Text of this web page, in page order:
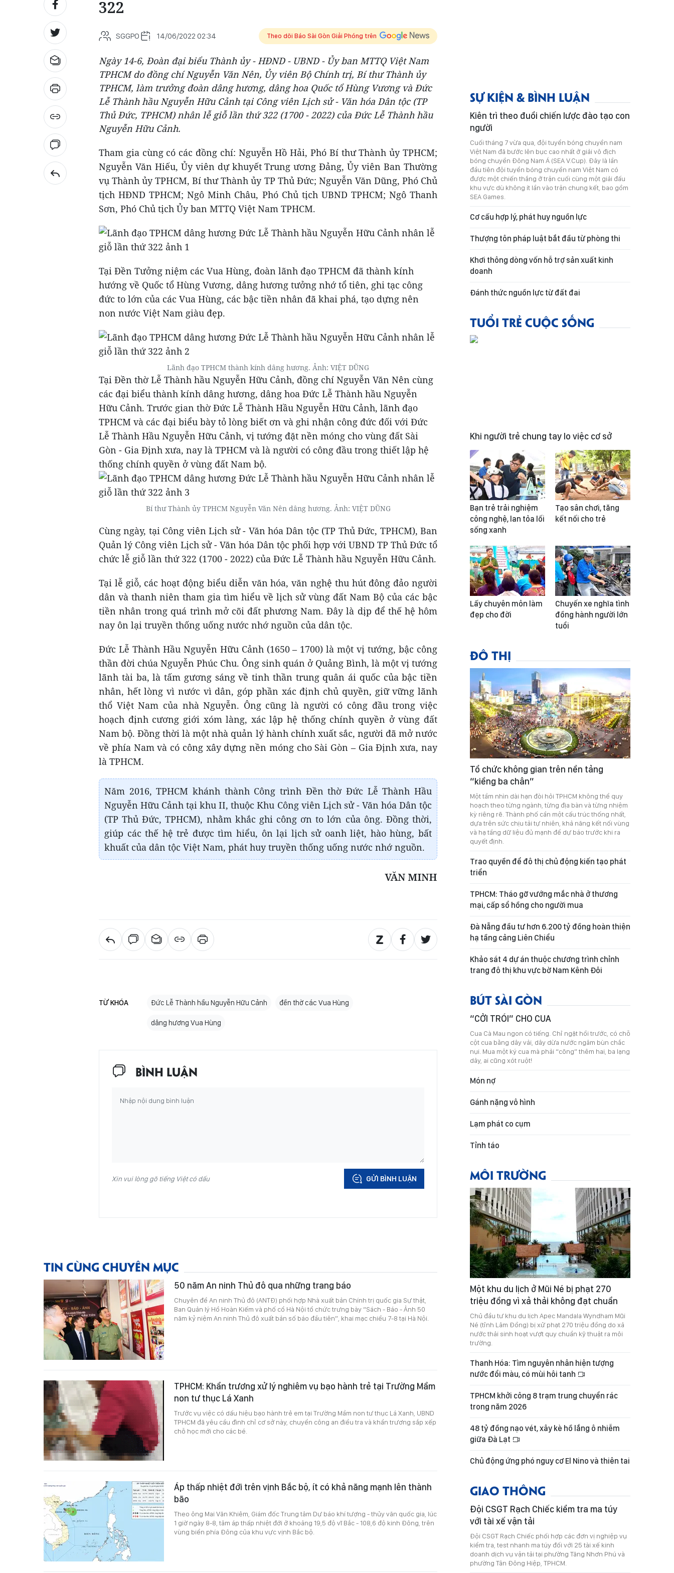
322
SGGPO 14/06/2022 02:34 Theo dõi Báo Sài Gòn Giải Phóng trên
Ngày 14-6, Đoàn đại biểu Thành ủy - HĐND - UBND - Ủy ban MTTQ Việt Nam
TPHCM do đồng chí Nguyễn Văn Nên, Ủy viên Bộ Chính trị, Bí thư Thành ủy
TPHCM, làm trưởng đoàn dâng hương, dâng hoa Quốc tổ Hùng Vương và Đức
Lễ Thành hầu Nguyễn Hữu Cảnh tại Công viên Lịch sử - Văn hóa Dân tộc (TP
Thủ Đức, TPHCM) nhân lễ giỗ lần thứ 322 (1700 - 2022) của Đức Lễ Thành hầu
Nguyễn Hữu Cảnh.
Tham gia cùng có các đồng chí: Nguyễn Hồ Hải, Phó Bí thư Thành ủy TPHCM;
Nguyễn Văn Hiếu, Ủy viên dự khuyết Trung ương Đảng, Ủy viên Ban Thường
vụ Thành ủy TPHCM, Bí thư Thành ủy TP Thủ Đức; Nguyễn Văn Dũng, Phó Chủ
tịch HĐND TPHCM; Ngô Minh Châu, Phó Chủ tịch UBND TPHCM; Ngô Thanh
Sơn, Phó Chủ tịch Ủy ban MTTQ Việt Nam TPHCM.
Tại Đền Tưởng niệm các Vua Hùng, đoàn lãnh đạo TPHCM đã thành kính
hướng về Quốc tổ Hùng Vương, dâng hương tưởng nhớ tổ tiên, ghi tạc công
đức to lớn của các Vua Hùng, các bậc tiền nhân đã khai phá, tạo dựng nên
non nước Việt Nam giàu đẹp.
Lãnh đạo TPHCM thành kính dâng hương. Ảnh: VIỆT DŨNG
Tại Đền thờ Lễ Thành hầu Nguyễn Hữu Cảnh, đồng chí Nguyễn Văn Nên cùng
các đại biểu thành kính dâng hương, dâng hoa Đức Lễ Thành hầu Nguyễn
Hữu Cảnh. Trước gian thờ Đức Lễ Thành Hầu Nguyễn Hữu Cảnh, lãnh đạo
TPHCM và các đại biểu bày tỏ lòng biết ơn và ghi nhận công đức đối với Đức
Lễ Thành Hầu Nguyễn Hữu Cảnh, vị tướng đặt nền móng cho vùng đất Sài
Gòn - Gia Định xưa, nay là TPHCM và là người có công đầu trong thiết lập hệ
thống chính quyền ở vùng đất Nam bộ.
Bí thư Thành ủy TPHCM Nguyễn Văn Nên dâng hương. Ảnh: VIỆT DŨNG
Cùng ngày, tại Công viên Lịch sử - Văn hóa Dân tộc (TP Thủ Đức, TPHCM), Ban
Quản lý Công viên Lịch sử - Văn hóa Dân tộc phối hợp với UBND TP Thủ Đức tổ
chức lễ giỗ lần thứ 322 (1700 - 2022) của Đức Lễ Thành hầu Nguyễn Hữu Cảnh.
Tại lễ giỗ, các hoạt động biểu diễn văn hóa, văn nghệ thu hút đông đảo người
dân và thanh niên tham gia tìm hiểu về lịch sử vùng đất Nam Bộ của các bậc
tiền nhân trong quá trình mở cõi đất phương Nam. Đây là dịp để thế hệ hôm
nay ôn lại truyền thống uống nước nhớ nguồn của dân tộc.
Đức Lễ Thành Hầu Nguyễn Hữu Cảnh (1650 – 1700) là một vị tướng, bậc công
thần đời chúa Nguyễn Phúc Chu. Ông sinh quán ở Quảng Bình, là một vị tướng
lãnh tài ba, là tấm gương sáng về tinh thần trung quân ái quốc của bậc tiền
nhân, hết lòng vì nước vì dân, góp phần xác định chủ quyền, giữ vững lãnh
thổ Việt Nam của nhà Nguyễn. Ông cũng là người có công đầu trong việc
hoạch định cương giới xóm làng, xác lập hệ thống chính quyền ở vùng đất
Nam bộ. Đồng thời là một nhà quản lý hành chính xuất sắc, người đã mở nước
về phía Nam và có công xây dựng nền móng cho Sài Gòn – Gia Định xưa, nay
là TPHCM.
Năm 2016, TPHCM khánh thành Công trình Đền thờ Đức Lễ Thành Hầu
Nguyễn Hữu Cảnh tại khu II, thuộc Khu Công viên Lịch sử - Văn hóa Dân tộc
(TP Thủ Đức, TPHCM), nhằm khắc ghi công ơn to lớn của ông. Đồng thời,
giúp các thế hệ trẻ được tìm hiểu, ôn lại lịch sử oanh liệt, hào hùng, bất
khuất của dân tộc Việt Nam, phát huy truyền thống uống nước nhớ nguồn.
VĂN MINH
TỪ KHÓA Đức Lễ Thành hầu Nguyễn Hữu Cảnh đền thờ các Vua Hùng
dâng hương Vua Hùng
BÌNH LUẬN
Xin vui lòng gõ tiếng Việt có dấu GỬI BÌNH LUẬN
TIN CÙNG CHUYÊN MỤC
50 năm An ninh Thủ đô qua những trang báo
Chuyên đề An ninh Thủ đô (ANTĐ) phối hợp Nhà xuất bản Chính trị quốc gia Sự thật,
Ban Quản lý Hồ Hoàn Kiếm và phố cổ Hà Nội tổ chức trưng bày “Sách - Báo - Ảnh 50
năm kỷ niệm An ninh Thủ đô xuất bản số báo đầu tiên”, khai mạc chiều 7-8 tại Hà Nội.
TPHCM: Khẩn trương xử lý nghiêm vụ bạo hành trẻ tại Trường Mầm
non tư thục Lá Xanh
Trước vụ việc có dấu hiệu bạo hành trẻ em tại Trường Mầm non tư thục Lá Xanh, UBND
TPHCM đã yêu cầu đình chỉ cơ sở này, chuyển công an điều tra và khẩn trương sắp xếp
chỗ học mới cho các bé.
Áp thấp nhiệt đới trên vịnh Bắc bộ, ít có khả năng mạnh lên thành
bão
Theo ông Mai Văn Khiêm, Giám đốc Trung tâm Dự báo khí tượng - thủy văn quốc gia, lúc
1 giờ ngày 8-8, tâm áp thấp nhiệt đới ở khoảng 19,5 độ vĩ Bắc - 108,6 độ kinh Đông, trên
vùng biển phía Đông của khu vực vịnh Bắc bộ.
SỰ KIỆN & BÌNH LUẬN
Kiên trì theo đuổi chiến lược đào tạo con
người
Cuối tháng 7 vừa qua, đội tuyển bóng chuyền nam
Việt Nam đã bước lên bục cao nhất ở giải vô địch
bóng chuyền Đông Nam Á (SEA V.Cup). Đây là lần
đầu tiên đội tuyển bóng chuyền nam Việt Nam có
được một chiến thắng ở trận cuối cùng một giải đấu
khu vực dù không ít lần vào trận chung kết, bao gồm
SEA Games.
Cơ cấu hợp lý, phát huy nguồn lực
Thượng tôn pháp luật bắt đầu từ phòng thi
Khơi thông dòng vốn hỗ trợ sản xuất kinh
doanh
Đánh thức nguồn lực từ đất đai
TUỔI TRẺ CUỘC SỐNG
Khi người trẻ chung tay lo việc cơ sở
Bạn trẻ trải nghiệm
công nghệ, lan tỏa lối
sống xanh
Tạo sân chơi, tăng
kết nối cho trẻ
Lấy chuyên môn làm
đẹp cho đời
Chuyến xe nghĩa tình
đồng hành người lớn
tuổi
ĐÔ THỊ
Tổ chức không gian trên nền tảng
“kiềng ba chân”
Một tầm nhìn dài hạn đòi hỏi TPHCM không thể quy
hoạch theo từng ngành, từng địa bàn và từng nhiệm
kỳ riêng rẽ. Thành phố cần một cấu trúc thống nhất,
dựa trên sức chịu tải tự nhiên, khả năng kết nối vùng
và hạ tầng dữ liệu đủ mạnh để dự báo trước khi ra
quyết định.
Trao quyền để đô thị chủ động kiến tạo phát
triển
TPHCM: Tháo gỡ vướng mắc nhà ở thương
mại, cấp sổ hồng cho người mua
Đà Nẵng đầu tư hơn 6.200 tỷ đồng hoàn thiện
hạ tầng cảng Liên Chiểu
Khảo sát 4 dự án thuộc chương trình chỉnh
trang đô thị khu vực bờ Nam Kênh Đôi
BÚT SÀI GÒN
“CỞI TRÓI” CHO CUA
Cua Cà Mau ngon có tiếng. Chỉ ngặt hồi trước, có chỗ
cột cua bằng dây vải, dây dừa nước ngâm bùn chắc
nụi. Mua một ký cua mà phải “cõng” thêm hai, ba lạng
dây, ai cũng xót ruột!
Món nợ
Gánh nặng vô hình
Lạm phát co cụm
Tỉnh táo
MÔI TRƯỜNG
Một khu du lịch ở Mũi Né bị phạt 270
triệu đồng vì xả thải không đạt chuẩn
Chủ đầu tư khu du lịch Apec Mandala Wyndham Mũi
Né (tỉnh Lâm Đồng) bị xử phạt 270 triệu đồng do xả
nước thải sinh hoạt vượt quy chuẩn kỹ thuật ra môi
trường.
Thanh Hóa: Tìm nguyên nhân hiện tượng
nước đổi màu, có mùi hôi tanh
TPHCM khởi công 8 trạm trung chuyển rác
trong năm 2026
48 tỷ đồng nạo vét, xây kè hồ lắng ô nhiễm
giữa Đà Lạt
Chủ động ứng phó nguy cơ El Nino và thiên tai
GIAO THÔNG
Đội CSGT Rạch Chiếc kiểm tra ma túy
với tài xế vận tải
Đội CSGT Rạch Chiếc phối hợp các đơn vị nghiệp vụ
kiểm tra, test nhanh ma túy đối với 25 tài xế kinh
doanh dịch vụ vận tải tại phường Tăng Nhơn Phú và
phường Tân Đông Hiệp, TPHCM.